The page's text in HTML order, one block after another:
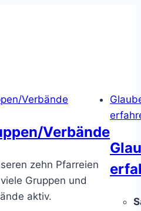
Verbände
Verbände
zehn Pfarreien
Gruppen und
aktiv.